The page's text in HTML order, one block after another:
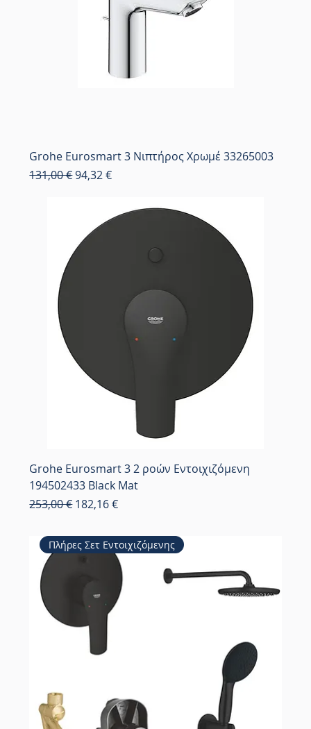
Grohe Eurosmart 3 Νιπτήρος Χρωμέ 33265003
Κανονική τιμή
131,00 €Τιμή Έκπτωσης
94,32 €
Grohe Eurosmart 3 2 ροών Εντοιχιζόμενη
194502433 Black Mat
Κανονική τιμή
253,00 € Τιμή Έκπτωσης
182,16 €
Πλήρες Σετ Εντοιχιζόμενης